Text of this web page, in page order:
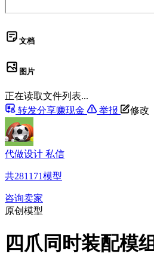
文档
图片
正在读取文件列表...
转发分享赚现金
举报 修改
代做设计 私信
共281171模型
咨询卖家
原创模型
四爪同时装配模组